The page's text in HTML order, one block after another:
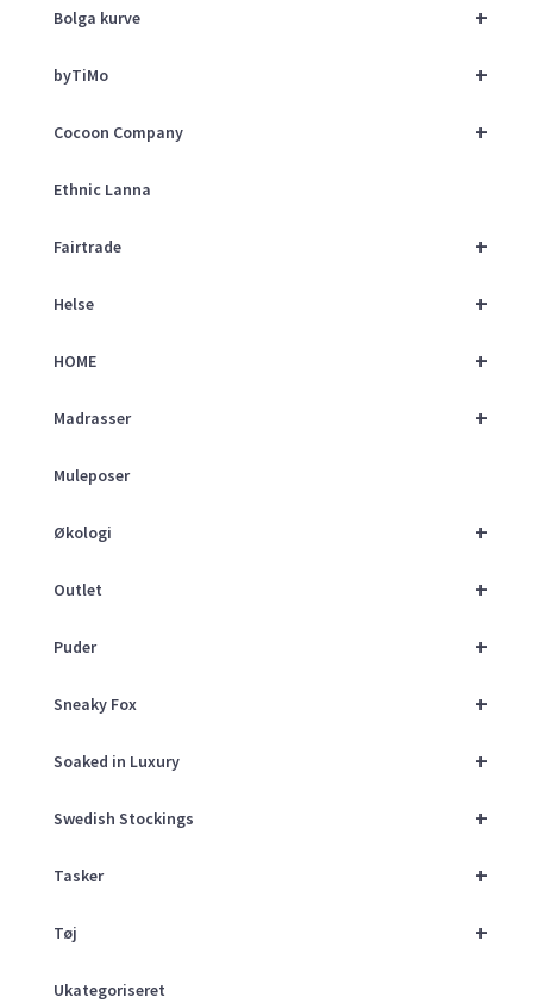
+
Bolga kurve
+
byTiMo
+
Cocoon Company
Ethnic Lanna
+
Fairtrade
+
Helse
+
HOME
+
Madrasser
Muleposer
+
Økologi
+
Outlet
+
Puder
+
Sneaky Fox
+
Soaked in Luxury
+
Swedish Stockings
+
Tasker
+
Tøj
Ukategoriseret